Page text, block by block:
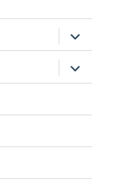
ouvrir
le
sous-
menu
ouvrir
le